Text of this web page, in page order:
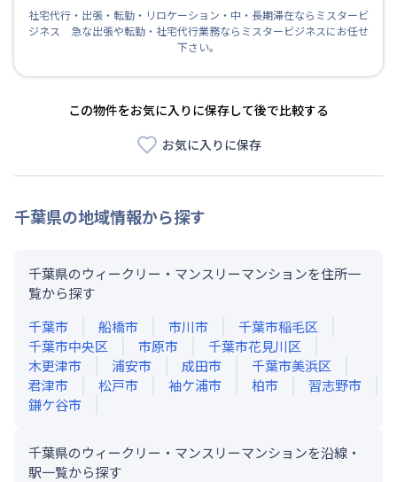
社宅代行・出張・転勤・リロケーション・中・長期滞在ならミスタービ
ジネス 急な出張や転勤・社宅代行業務ならミスタービジネスにお任せ
下さい。
この物件をお気に入りに保存して後で比較する
お気に入りに保存
千葉県の地域情報から探す
千葉県のウィークリー・マンスリーマンションを住所一
覧から探す
千葉市
船橋市 市川市
千葉市稲毛区
千葉市中央区
市原市
千葉市花見川区
木更津市
浦安市 成田市
千葉市美浜区
君津市
松戸市 袖ケ浦市 柏市
習志野市
鎌ケ谷市
千葉県のウィークリー・マンスリーマンションを沿線・
駅一覧から探す